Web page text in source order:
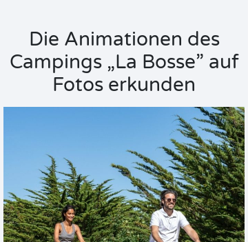
Die Animationen des
Campings „La Bosse” auf
Fotos erkunden